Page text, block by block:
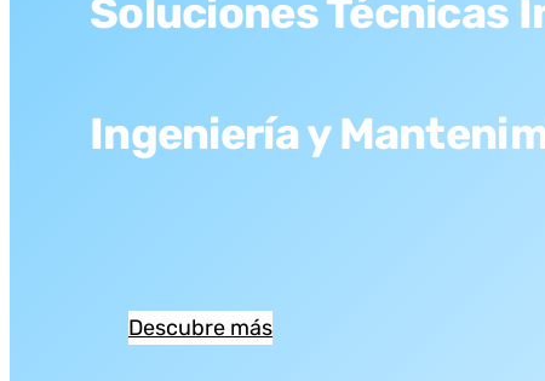
Soluciones Técnicas
Ingeniería y
Descubre más